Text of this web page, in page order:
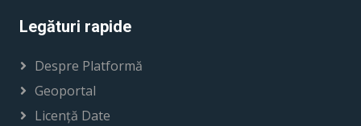
Legături rapide
Despre Platformă
Geoportal
Licență Date